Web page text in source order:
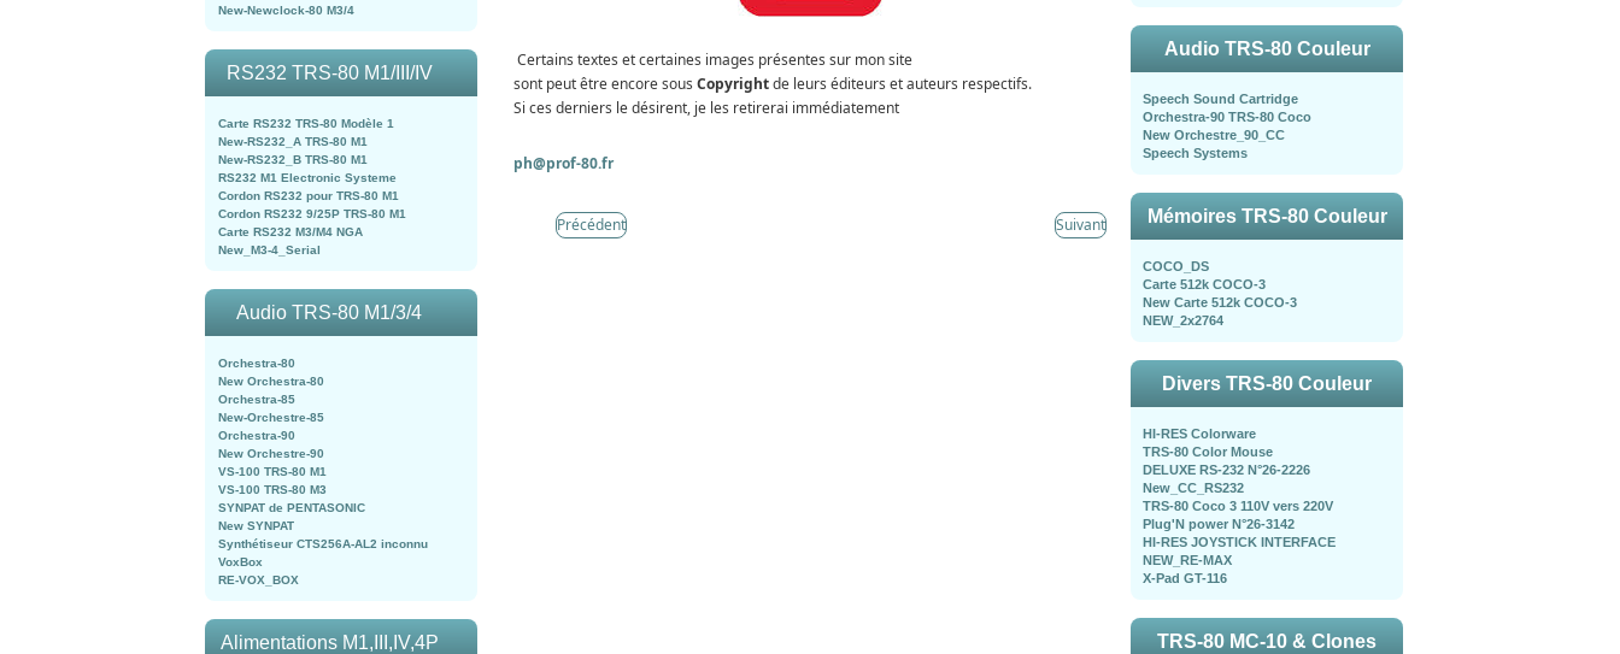
New-Newclock-80 M3/4
RS232 TRS-80 M1/III/IV
Carte RS232 TRS-80 Modèle 1
New-RS232_A TRS-80 M1
New-RS232_B TRS-80 M1
RS232 M1 Electronic Systeme
Cordon RS232 pour TRS-80 M1
Cordon RS232 9/25P TRS-80 M1
Carte RS232 M3/M4 NGA
New_M3-4_Serial
Audio TRS-80 M1/3/4
Orchestra-80
New Orchestra-80
Orchestra-85
New-Orchestre-85
Orchestra-90
New Orchestre-90
VS-100 TRS-80 M1
VS-100 TRS-80 M3
SYNPAT de PENTASONIC
New SYNPAT
Synthétiseur CTS256A-AL2 inconnu
VoxBox
RE-VOX_BOX
Alimentations M1,III,IV,4P
Certains textes et certaines images présentes sur mon site
sont peut être encore sous Copyrightde leurs éditeurs et auteurs respectifs.
Si ces derniers le désirent, je les retirerai immédiatement
ph@prof-80.fr
Précédent Suivant
Audio TRS-80 Couleur
Speech Sound Cartridge
Orchestra-90 TRS-80 Coco
New Orchestre_90_CC
Speech Systems
Mémoires TRS-80 Couleur
COCO_DS
Carte 512k COCO-3
New Carte 512k COCO-3
NEW_2x2764
Divers TRS-80 Couleur
HI-RES Colorware
TRS-80 Color Mouse
DELUXE RS-232 N°26-2226
New_CC_RS232
TRS-80 Coco 3 110V vers 220V
Plug'N power N°26-3142
HI-RES JOYSTICK INTERFACE
NEW_RE-MAX
X-Pad GT-116
TRS-80 MC-10 & Clones